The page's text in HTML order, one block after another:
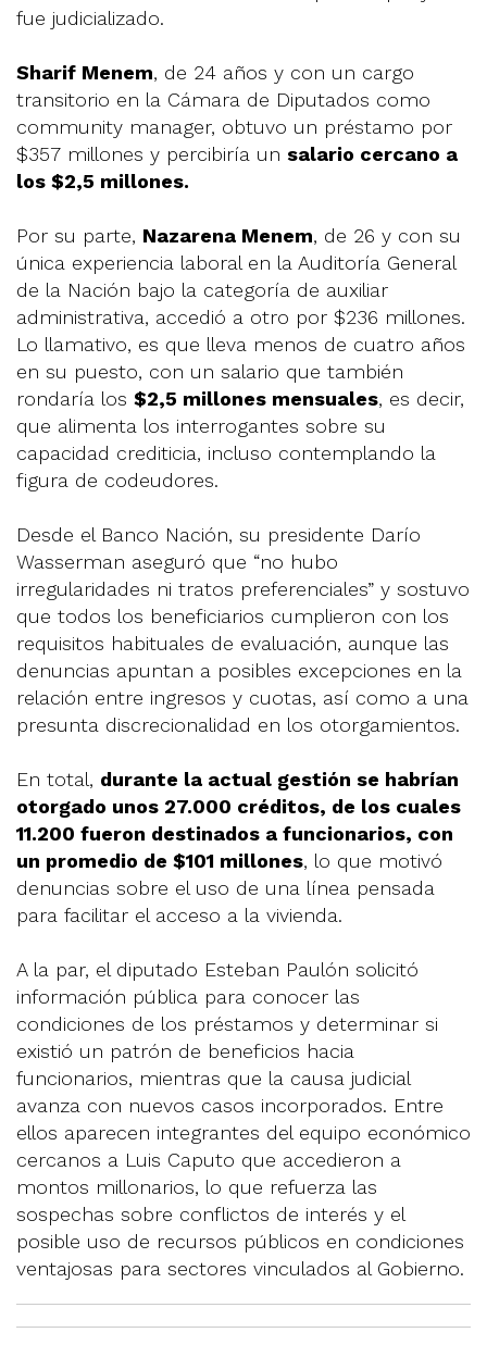
fue judicializado.
Sharif Menem, de 24 años y con un cargo
transitorio en la Cámara de Diputados como
community manager, obtuvo un préstamo por
$357 millones y percibiría un salario cercano a
los $2,5 millones.
Por su parte, Nazarena Menem, de 26 y con su
única experiencia laboral en la Auditoría General
de la Nación bajo la categoría de auxiliar
administrativa, accedió a otro por $236 millones.
Lo llamativo, es que lleva menos de cuatro años
en su puesto, con un salario que también
rondaría los $2,5 millones mensuales, es decir,
que alimenta los interrogantes sobre su
capacidad crediticia, incluso contemplando la
figura de codeudores.
Desde el Banco Nación, su presidente Darío
Wasserman aseguró que “no hubo
irregularidades ni tratos preferenciales” y sostuvo
que todos los beneficiarios cumplieron con los
requisitos habituales de evaluación, aunque las
denuncias apuntan a posibles excepciones en la
relación entre ingresos y cuotas, así como a una
presunta discrecionalidad en los otorgamientos.
En total, durante la actual gestión se habrían
otorgado unos 27.000 créditos, de los cuales
11.200 fueron destinados a funcionarios, con
un promedio de $101 millones, lo que motivó
denuncias sobre el uso de una línea pensada
para facilitar el acceso a la vivienda.
A la par, el diputado Esteban Paulón solicitó
información pública para conocer las
condiciones de los préstamos y determinar si
existió un patrón de beneficios hacia
funcionarios, mientras que la causa judicial
avanza con nuevos casos incorporados. Entre
ellos aparecen integrantes del equipo económico
cercanos a Luis Caputo que accedieron a
montos millonarios, lo que refuerza las
sospechas sobre conflictos de interés y el
posible uso de recursos públicos en condiciones
ventajosas para sectores vinculados al Gobierno.